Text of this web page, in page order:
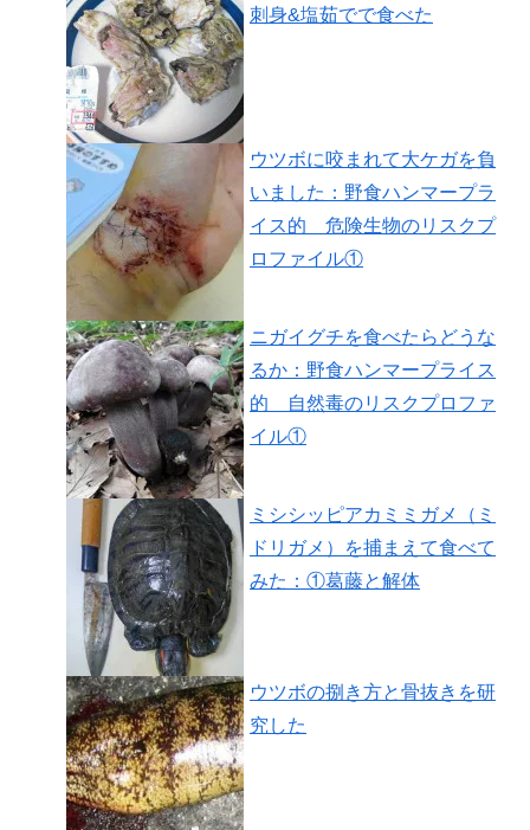
刺身&塩茹でで食べた
ウツボに咬まれて大ケガを負
いました：野食ハンマープラ
イス的 危険生物のリスクプ
ロファイル①
ニガイグチを食べたらどうな
るか：野食ハンマープライス
的 自然毒のリスクプロファ
イル①
ミシシッピアカミミガメ（ミ
ドリガメ）を捕まえて食べて
みた：①葛藤と解体
ウツボの捌き方と骨抜きを研
究した